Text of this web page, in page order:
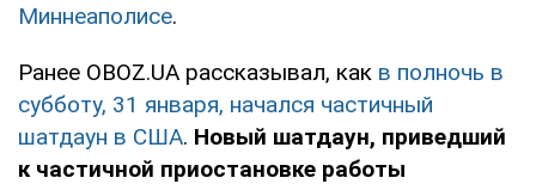
Миннеаполисе.
Ранее OBOZ.UA рассказывал, как в полночь в
субботу, 31 января, начался частичный
шатдаун в США. Новый шатдаун, приведший
к частичной приостановке работы